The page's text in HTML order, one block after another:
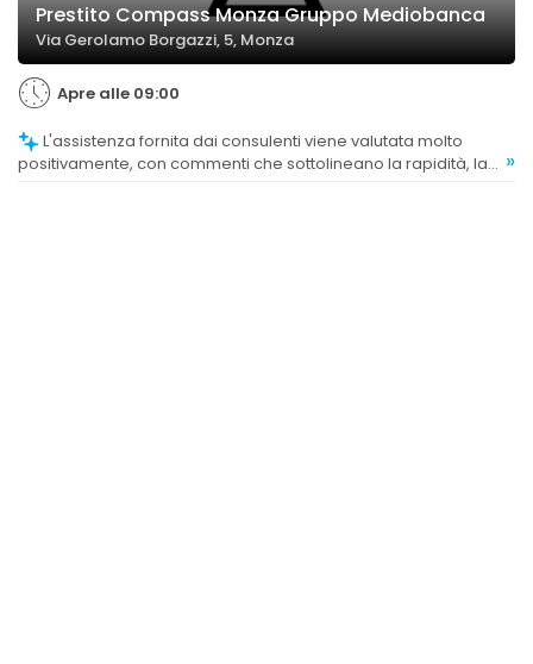
Prestito Compass Monza Gruppo Mediobanca
Via Gerolamo Borgazzi, 5, Monza
Apre alle 09:00
positivamente, con commenti che sottolineano la rapidità, la
»